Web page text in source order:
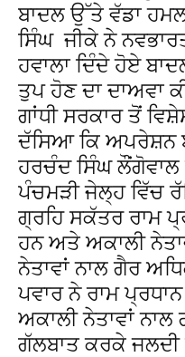
ਬਾਦਲ ਉੱਤੇ ਵੱਡਾ
ਸਿੰਘ ਜੀਕੇ ਨੇ
ਹਵਾਲਾ ਦਿੰਦੇ ਹੋਏ
ਤੁਪ ਹੋਣ ਦਾ ਦਾਅਵਾ
ਗਾਂਧੀ ਸਰਕਾਰ ਤੋਂ
ਦੱਸਿਆ ਕਿ ਅਪਰੇਸ਼ਨ
ਹਰਚੰਦ ਸਿੰਘ ਲੌਂਗੋਵਾਲ
ਪੰਚਮੜੀ ਜੇਲ੍ਹ ਵਿੱਚ
ਗ੍ਰਹਿ ਸਕੱਤਰ ਰਾਮ
ਹਨ ਅਤੇ ਅਕਾਲੀ
ਨੇਤਾਵਾਂ ਨਾਲ ਗੈਰ
ਪਵਾਰ ਨੇ ਰਾਮ
ਅਕਾਲੀ ਨੇਤਾਵਾਂ ਨਾਲ
ਗੱਲਬਾਤ ਕਰਕੇ ਜਲਦੀ